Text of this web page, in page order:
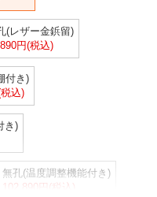
(レザー金鋲留)
円(税込)
付き)
込)
き)
無孔(温度調整機能付き)
102,890円(税込)